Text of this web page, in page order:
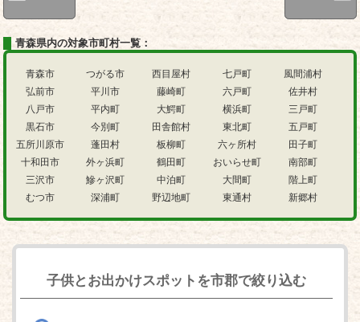
青森県内の対象市町村一覧：
青森市
弘前市
八戸市
黒石市
五所川原市
十和田市
三沢市
むつ市
つがる市
平川市
平内町
今別町
蓬田村
外ヶ浜町
鰺ヶ沢町
深浦町
西目屋村
藤崎町
大鰐町
田舎館村
板柳町
鶴田町
中泊町
野辺地町
七戸町
六戸町
横浜町
東北町
六ヶ所村
おいらせ町
大間町
東通村
風間浦村
佐井村
三戸町
五戸町
田子町
南部町
階上町
新郷村
子供とお出かけスポットを市郡で絞り込む